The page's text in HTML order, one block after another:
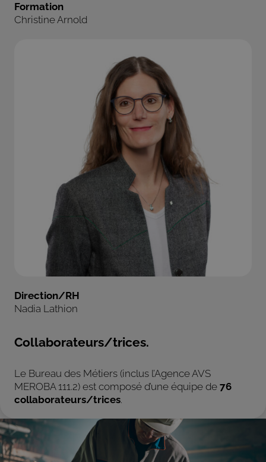
Formation
Christine Arnold
Direction/RH
Nadia Lathion
Collaborateurs/trices.
Le Bureau des Métiers (inclus l’Agence AVS
MEROBA 111.2) est composé d’une équipe de76
collaborateurs/trices.